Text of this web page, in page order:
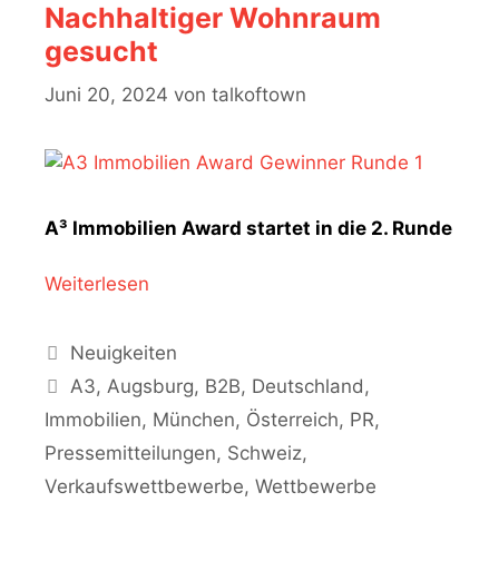
Nachhaltiger Wohnraum
gesucht
Juni 20, 2024 von talkoftown
A³ Immobilien Award startet in die 2. Runde
Weiterlesen
Kategorien
Neuigkeiten
Schlagwörter
A3,Augsburg, B2B, Deutschland,
Immobilien, München, Österreich, PR,
Pressemitteilungen, Schweiz,
Verkaufswettbewerbe, Wettbewerbe